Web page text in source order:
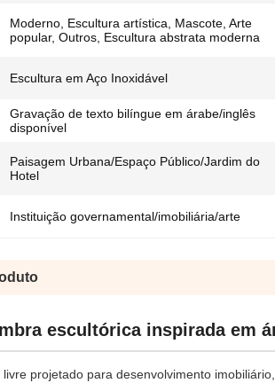
Moderno, Escultura artística, Mascote, Arte
popular, Outros, Escultura abstrata moderna
Escultura em Aço Inoxidável
Gravação de texto bilíngue em árabe/inglês
disponível
Paisagem Urbana/Espaço Público/Jardim do
Hotel
Instituição governamental/imobiliária/arte
escultórica inspirada em
projetado para desenvolvimento